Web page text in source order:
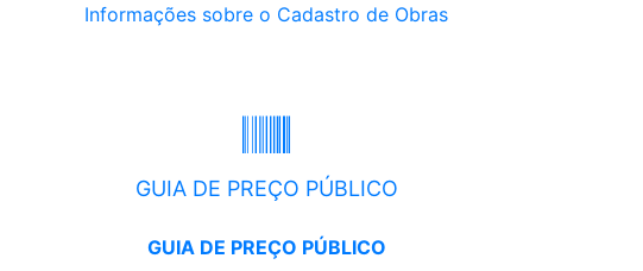
Informações sobre o Cadastro de Obras
GUIA DE PREÇO PÚBLICO
GUIA DE PREÇO PÚBLICO